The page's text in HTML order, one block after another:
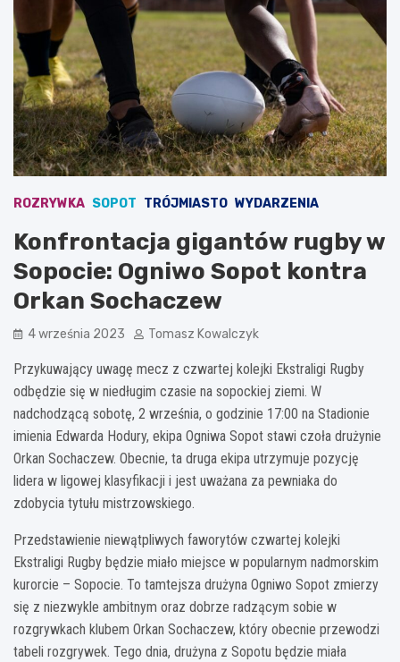
ROZRYWKA SOPOT TRÓJMIASTO WYDARZENIA
Konfrontacja gigantów rugby w
Sopocie: Ogniwo Sopot kontra
Orkan Sochaczew
4 września 2023 Tomasz Kowalczyk
Przykuwający uwagę mecz z czwartej kolejki Ekstraligi Rugby
odbędzie się w niedługim czasie na sopockiej ziemi. W
nadchodzącą sobotę, 2 września, o godzinie 17:00 na Stadionie
imienia Edwarda Hodury, ekipa Ogniwa Sopot stawi czoła drużynie
Orkan Sochaczew. Obecnie, ta druga ekipa utrzymuje pozycję
lidera w ligowej klasyfikacji i jest uważana za pewniaka do
zdobycia tytułu mistrzowskiego.
Przedstawienie niewątpliwych faworytów czwartej kolejki
Ekstraligi Rugby będzie miało miejsce w popularnym nadmorskim
kurorcie – Sopocie. To tamtejsza drużyna Ogniwo Sopot zmierzy
się z niezwykle ambitnym oraz dobrze radzącym sobie w
rozgrywkach klubem Orkan Sochaczew, który obecnie przewodzi
tabeli rozgrywek. Tego dnia, drużyna z Sopotu będzie miała